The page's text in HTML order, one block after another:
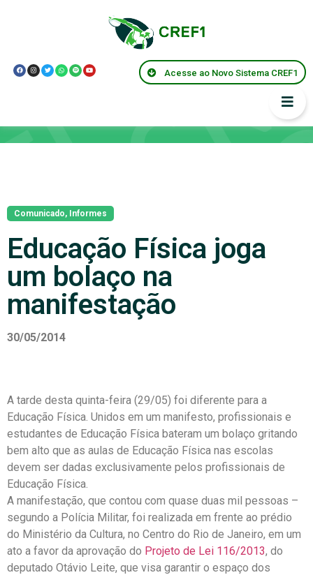
Acesse ao Novo Sistema CREF1
Comunicado, Informes
Educação Física joga
um bolaço na
manifestação
30/05/2014
A tarde desta quinta-feira (29/05) foi diferente para a
Educação Física. Unidos em um manifesto, profissionais e
estudantes de Educação Física bateram um bolaço gritando
bem alto que as aulas de Educação Física nas escolas
devem ser dadas exclusivamente pelos profissionais de
Educação Física.
A manifestação, que contou com quase duas mil pessoas –
segundo a Polícia Militar, foi realizada em frente ao prédio
do Ministério da Cultura, no Centro do Rio de Janeiro, em um
ato a favor da aprovação do Projeto de Lei 116/2013, do
deputado Otávio Leite, que visa garantir o espaço dos